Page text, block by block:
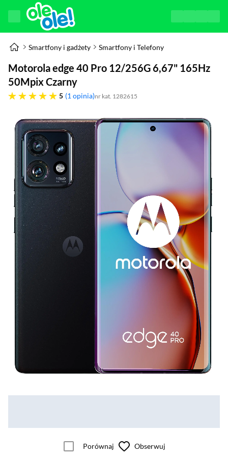
Smartfony i gadżety Smartfony i Telefony
Motorola edge 40 Pro 12/256G 6,67" 165Hz
50Mpix Czarny
5
pięć gwiazdek 1 opinia nr kat. 1282615
Porównaj Obserwuj